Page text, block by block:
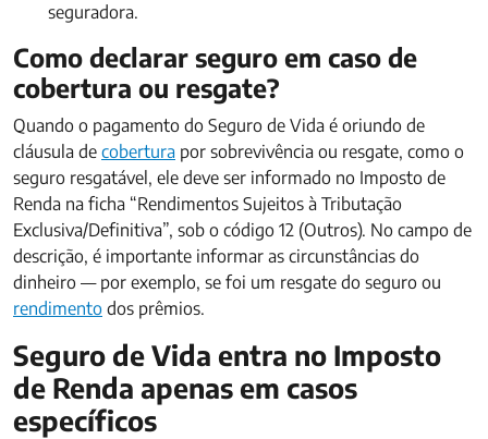
seguradora.
Como declarar seguro em caso de
cobertura ou resgate?
Quando o pagamento do Seguro de Vida é oriundo de
cláusula de cobertura por sobrevivência ou resgate, como o
seguro resgatável, ele deve ser informado no Imposto de
Renda na ficha “Rendimentos Sujeitos à Tributação
Exclusiva/Definitiva”, sob o código 12 (Outros). No campo de
descrição, é importante informar as circunstâncias do
dinheiro — por exemplo, se foi um resgate do seguro ou
rendimento dos prêmios.
Seguro de Vida entra no Imposto
de Renda apenas em casos
específicos